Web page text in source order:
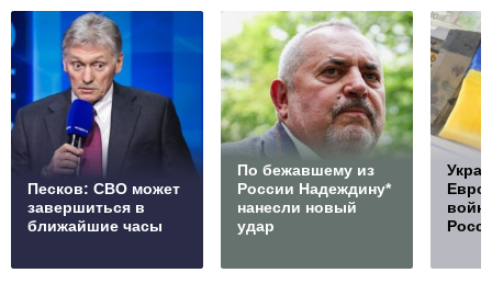
Песков: СВО может
завершиться в
ближайшие часы
По бежавшему из
России Надеждину*
нанесли новый
удар